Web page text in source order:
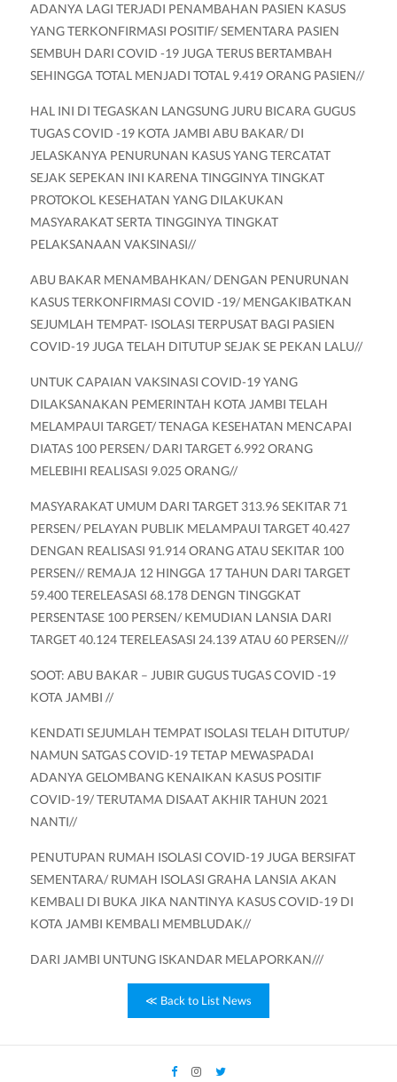
ADANYA LAGI TERJADI PENAMBAHAN PASIEN KASUS
YANG TERKONFIRMASI POSITIF/ SEMENTARA PASIEN
SEMBUH DARI COVID -19 JUGA TERUS BERTAMBAH
SEHINGGA TOTAL MENJADI TOTAL 9.419 ORANG PASIEN//
HAL INI DI TEGASKAN LANGSUNG JURU BICARA GUGUS
TUGAS COVID -19 KOTA JAMBI ABU BAKAR/ DI
JELASKANYA PENURUNAN KASUS YANG TERCATAT
SEJAK SEPEKAN INI KARENA TINGGINYA TINGKAT
PROTOKOL KESEHATAN YANG DILAKUKAN
MASYARAKAT SERTA TINGGINYA TINGKAT
PELAKSANAAN VAKSINASI//
ABU BAKAR MENAMBAHKAN/ DENGAN PENURUNAN
KASUS TERKONFIRMASI COVID -19/ MENGAKIBATKAN
SEJUMLAH TEMPAT- ISOLASI TERPUSAT BAGI PASIEN
COVID-19 JUGA TELAH DITUTUP SEJAK SE PEKAN LALU//
UNTUK CAPAIAN VAKSINASI COVID-19 YANG
DILAKSANAKAN PEMERINTAH KOTA JAMBI TELAH
MELAMPAUI TARGET/ TENAGA KESEHATAN MENCAPAI
DIATAS 100 PERSEN/ DARI TARGET 6.992 ORANG
MELEBIHI REALISASI 9.025 ORANG//
MASYARAKAT UMUM DARI TARGET 313.96 SEKITAR 71
PERSEN/ PELAYAN PUBLIK MELAMPAUI TARGET 40.427
DENGAN REALISASI 91.914 ORANG ATAU SEKITAR 100
PERSEN// REMAJA 12 HINGGA 17 TAHUN DARI TARGET
59.400 TERELEASASI 68.178 DENGN TINGGKAT
PERSENTASE 100 PERSEN/ KEMUDIAN LANSIA DARI
TARGET 40.124 TERELEASASI 24.139 ATAU 60 PERSEN///
SOOT: ABU BAKAR – JUBIR GUGUS TUGAS COVID -19
KOTA JAMBI //
KENDATI SEJUMLAH TEMPAT ISOLASI TELAH DITUTUP/
NAMUN SATGAS COVID-19 TETAP MEWASPADAI
ADANYA GELOMBANG KENAIKAN KASUS POSITIF
COVID-19/ TERUTAMA DISAAT AKHIR TAHUN 2021
NANTI//
PENUTUPAN RUMAH ISOLASI COVID-19 JUGA BERSIFAT
SEMENTARA/ RUMAH ISOLASI GRAHA LANSIA AKAN
KEMBALI DI BUKA JIKA NANTINYA KASUS COVID-19 DI
KOTA JAMBI KEMBALI MEMBLUDAK//
DARI JAMBI UNTUNG ISKANDAR MELAPORKAN///
≪ Back to List News